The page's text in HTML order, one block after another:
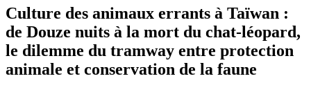
Culture des animaux errants à Taïwan :
de Douze nuits à la mort du chat-léopard,
le dilemme du tramway entre protection
animale et conservation de la faune